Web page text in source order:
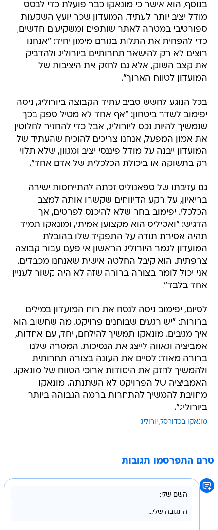
בנוסף, הוא אישר כי מונאקו כבר פועלת כדי לבסס
מודל יציב יותר לעתיד. המועדון שכר יועץ השקעות
ספורטיבי במטרה לאתר שותפים ומשקיעים חדשים,
כדי להפחית את התלות בגורם מימון יחיד: "אנחנו
רוצים לא רק להישאר תחרותיים ביורוליג ולהדביק
את קצב השוק, אלא גם לחזק את היציבות של
המועדון לטווח הארוך".
בכל הנוגע לחשש סביב עתיד הקבוצה ביורוליג, ניסה
יפימוב לשדר ביטחון: "אף אחד לא מטיל ספק בכך
שנמשיך להיות נכס ליורוליג, אבל כדי להחזיר לחלוטין
את אמון המפעל, אנחנו צריכים להוכיח שהעתיד של
המועדון ייבנה על מודל פיננסי יציב ומגוון, שלא תלוי
רק בתשוקה או ביכולת הכלכלית של אדם אחד".
גם עזיבתו של ספאנוליס זכתה להתייחסות ישירה
בריאיון, על רקע הדיווחים שקשרו אותה למצב
הכלכלי. יפימוב בחר שלא להיכנס לפרטים, אך
הדגיש: "ואסיליס הוא מקצוען אמיתי, ומונאקו תמיד
תהיה אסירת תודה על התפקיד שלו בהובלת
המועדון לגמר היורוליג הראשון אי פעם עבור קבוצה
צרפתית. הוא קיבל החלטה אישית שאנחנו מכבדים.
אני יכול לומר בצורה ברורה שזה לא היה קשור לעניין
אחד בלבד".
לסיום, יפימוב ניסה לנסח את רוח המועדון במילים
ברורות: "יש רגעים שבוחנים פרויקט. מה שחשוב הוא
איך מגיבים. מונאקו תמשיך להילחם, יחד, עם אחדות,
אמביציה וגאווה לייצג את הנסיכות. המטרה שלנו
ברורה מאוד: לסיים את העונה בצורה תחרותית
ולהמשיך לחזק את היסודות ארוכי הטווח של מונאקו.
האמביציה של הפרויקט לא השתנתה. מונאקו
מחויבת להמשיך להתחרות ברמה הגבוהה ביותר
ביורוליג".
מונאקו בכדורסל יורוליג
טרם התפרסמו תגובות